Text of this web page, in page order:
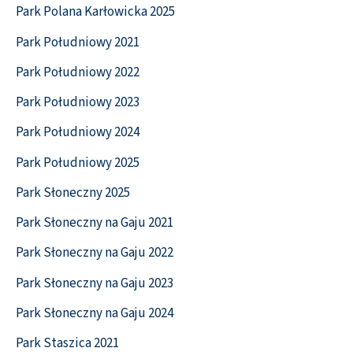
Park Polana Karłowicka 2025
Park Południowy 2021
Park Południowy 2022
Park Południowy 2023
Park Południowy 2024
Park Południowy 2025
Park Słoneczny 2025
Park Słoneczny na Gaju 2021
Park Słoneczny na Gaju 2022
Park Słoneczny na Gaju 2023
Park Słoneczny na Gaju 2024
Park Staszica 2021